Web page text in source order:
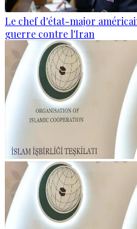
Le chef d'état-major
guerre contre l'Iran